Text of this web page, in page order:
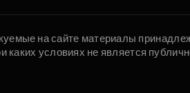
на сайте материалы
условиях не является